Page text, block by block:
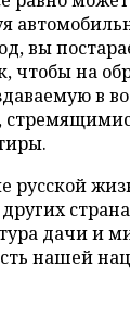
вы
чтобы на
в
русской
дачи и
нашей